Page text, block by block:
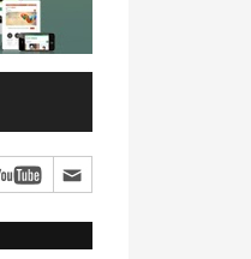
от ветерана из Архангельска